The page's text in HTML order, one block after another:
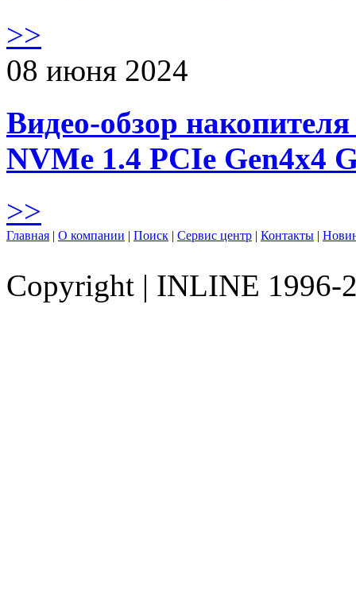
>>
08 июня 2024
Видео-обзор
NVMe 1.4 PCIe Gen4х4
>>
Главная | О компании | Поиск | Сервис центр | Контакты |
Copyright | INLINE 1996-